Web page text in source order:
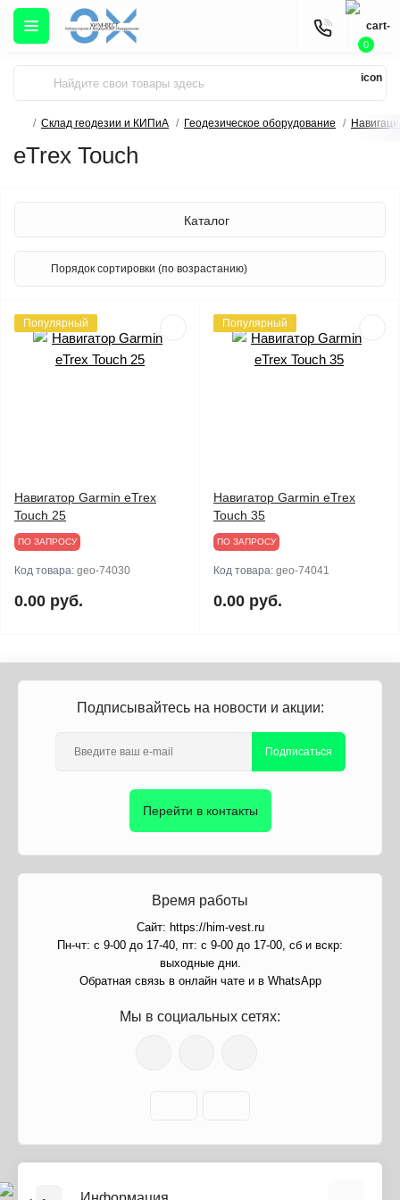
0
Склад геодезии и КИПиА Геодезическое оборудование
eTrex Touch
Каталог
Популярный
Навигатор Garmin eTrex
Touch 25
ПО ЗАПРОСУ
Код товара: geo-74030
0.00 руб.
Популярный
Навигатор Garmin eTrex
Touch 35
ПО ЗАПРОСУ
Код товара: geo-74041
0.00 руб.
Подписывайтесь на новости и акции:
Подписаться
Перейти в контакты
Время работы
Сайт: https://him-vest.ru
Пн-чт: с 9-00 до 17-40, пт: с 9-00 до 17-00, сб и вскр:
выходные дни.
Обратная связь в онлайн чате и в WhatsApp
Мы в социальных сетях: